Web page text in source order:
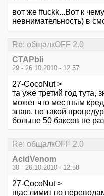
вот же ffuckk...Вот к
невнимательность) в
Re: общалкOFF 2.0
CTAPbIi
29 - 26.10.2010 - 12:57
27-CocoNut >
та уже третий год тута,
может что местным
знаю. но такой
больше 50 баксов не
Re: общалкOFF 2.0
AcidVenom
30 - 26.10.2010 - 12:58
27-CocoNut >
щас лимит по